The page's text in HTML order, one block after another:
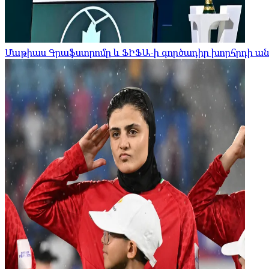
Մաթիաս Գրաֆստրոմը և ՖԻՖԱ-ի գործադիր խորհրդի